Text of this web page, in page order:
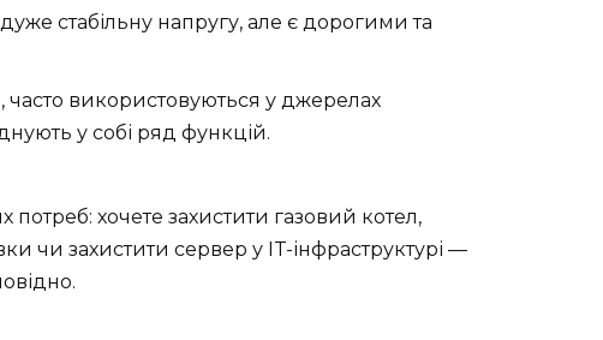
стабільну напругу, але є дорогими та
часто використовуються у джерелах
у собі ряд функцій.
потреб: хочете захистити газовий котел,
чи захистити сервер у IT-інфраструктурі —